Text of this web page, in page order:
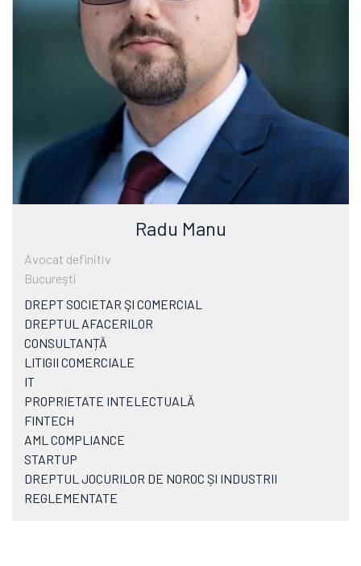
Radu Manu
Avocat definitiv
Bucureşti
DREPT SOCIETAR ŞI COMERCIAL
DREPTUL AFACERILOR
CONSULTANȚĂ
LITIGII COMERCIALE
IT
PROPRIETATE INTELECTUALĂ
FINTECH
AML COMPLIANCE
STARTUP
DREPTUL JOCURILOR DE NOROC ȘI INDUSTRII
REGLEMENTATE